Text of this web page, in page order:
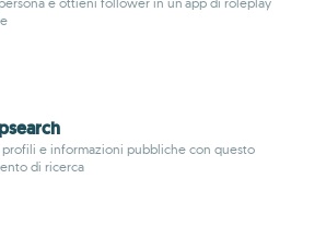
profili e informazioni pubbliche con questo
di ricerca